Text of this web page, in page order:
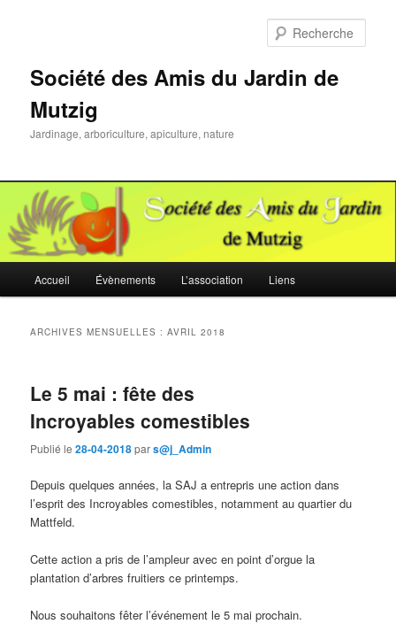
Société des Amis du Jardin de
Mutzig
Jardinage, arboriculture, apiculture, nature
principal
Accueil Évènements L’association Liens
ARCHIVES MENSUELLES :AVRIL 2018
Le 5 mai : fête des
Incroyables comestibles
Publié le28-04-2018pars@j_Admin
Depuis quelques années, la SAJ a entrepris une action dans
l’esprit des Incroyables comestibles, notamment au quartier du
Mattfeld.
Cette action a pris de l’ampleur avec en point d’orgue la
plantation d’arbres fruitiers ce printemps.
Nous souhaitons fêter l’événement le 5 mai prochain.